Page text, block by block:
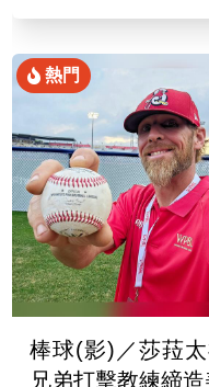
熱門
棒球(影)／莎菈
兄弟打擊教練締